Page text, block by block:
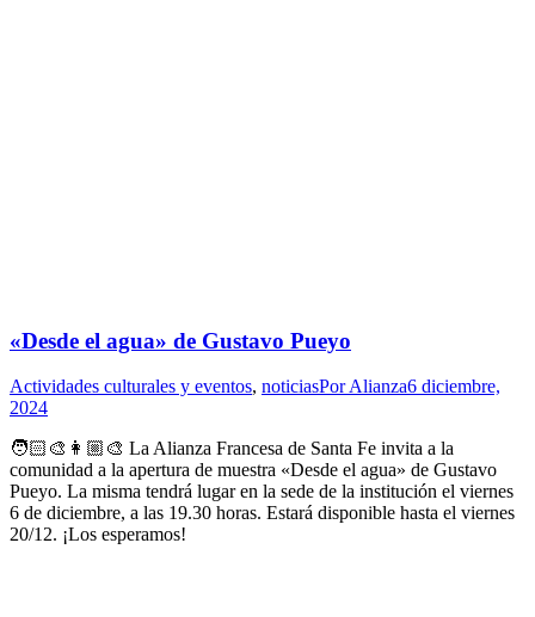
«Desde el agua» de Gustavo Pueyo
Actividades culturales y eventos, noticiasPorAlianza6 diciembre,
2024
🧑🏻‍🎨👩🏼‍🎨 La Alianza Francesa de Santa Fe invita a la
comunidad a la apertura de muestra «Desde el agua» de Gustavo
Pueyo. La misma tendrá lugar en la sede de la institución el viernes
6 de diciembre, a las 19.30 horas. Estará disponible hasta el viernes
20/12. ¡Los esperamos!